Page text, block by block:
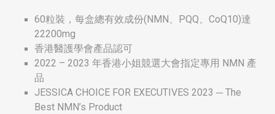
60粒裝，每盒總有效成份(NMN、PQQ、CoQ10)達
22200mg
香港醫護學會產品認可
2022 – 2023 年香港小姐競選大會指定專用 NMN 產
品
JESSICA CHOICE FOR EXECUTIVES 2023 ─ The
Best NMN’s Product